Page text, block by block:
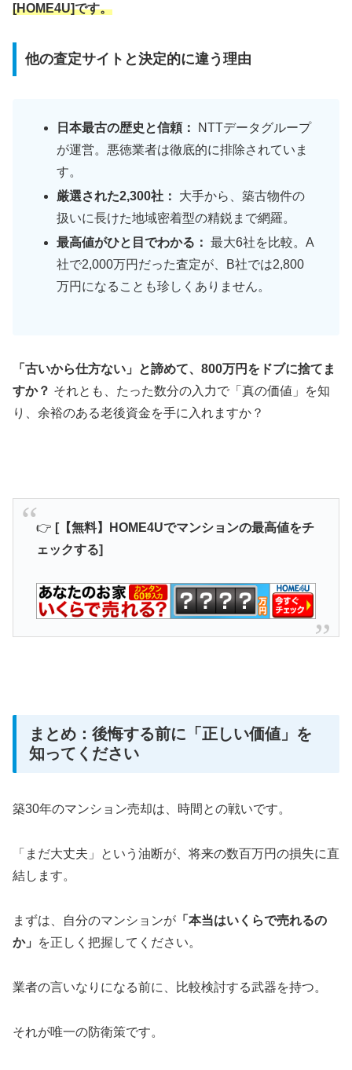
[HOME4U]です。
他の査定サイトと決定的に違う理由
日本最古の歴史と信頼：
NTTデータグループ
が運営。悪徳業者は徹底的に排除されていま
す。
厳選された2,300社：
大手から、築古物件の
扱いに長けた地域密着型の精鋭まで網羅。
最高値がひと目でわかる： 最大6社を比較。A
社で2,000万円だった査定が、B社では2,800
万円になることも珍しくありません。
「古いから仕方ない」と諦めて、800万円をドブに捨てま
すか？ それとも、たった数分の入力で「真の価値」を知
り、余裕のある老後資金を手に入れますか？
👉 [【無料】HOME4Uでマンションの最高値をチ
ェックする]
まとめ：後悔する前に「正しい価値」を
知ってください
築30年のマンション売却は、時間との戦いです。
「まだ大丈夫」という油断が、将来の数百万円の損失に直
結します。
まずは、自分のマンションが 「本当はいくらで売れるの
か」
を正しく把握してください。
業者の言いなりになる前に、比較検討する武器を持つ。
それが唯一の防衛策です。